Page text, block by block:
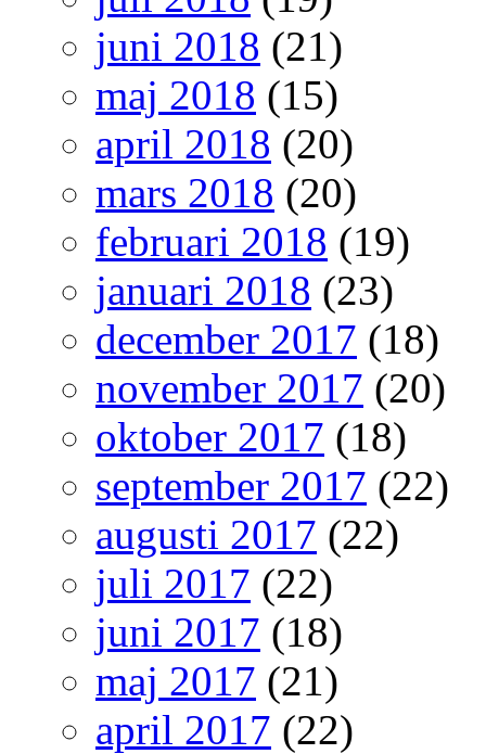
juni 2018 (21)
maj 2018 (15)
april 2018 (20)
mars 2018 (20)
februari 2018 (19)
januari 2018 (23)
december 2017 (18)
november 2017 (20)
oktober 2017 (18)
september 2017 (22)
augusti 2017 (22)
juli 2017 (22)
juni 2017 (18)
maj 2017 (21)
april 2017 (22)